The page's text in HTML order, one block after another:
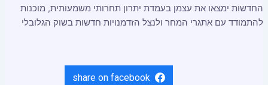
החדשות ימצאו את עצמן בעמדת יתרון תחרותי משמעותית, מוכנות
להתמודד עם אתגרי המחר ולנצל הזדמנויות חדשות בשוק הגלובלי
share on facebook